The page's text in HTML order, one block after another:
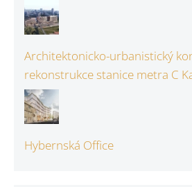
Architektonicko-urbanistický
rekonstrukce stanice metra C
Hybernská Office